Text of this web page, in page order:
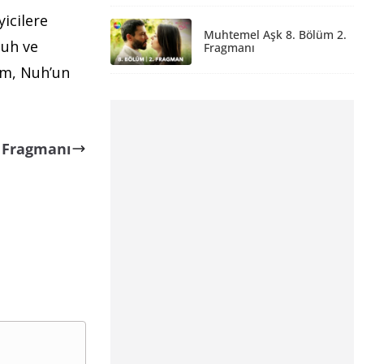
ve
Nuh’un
Muhtemel Aşk 8. Bölüm 2.
Fragmanı